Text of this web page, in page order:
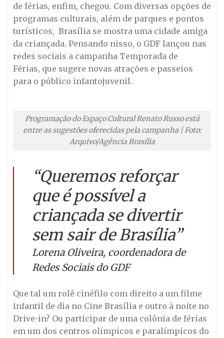
de férias, enfim, chegou. Com diversas opções de
programas culturais, além de parques e pontos
turísticos, Brasília se mostra uma cidade amiga
da criançada. Pensando nisso, o GDF lançou nas
redes sociais a campanha Temporada de
Férias, que sugere novas atrações e passeios
para o público infantojuvenil.
Programação do Espaço Cultural Renato Russo está
entre as sugestões oferecidas pela campanha | Foto:
Arquivo/Agência Brasília
“Queremos reforçar
que é possível a
criançada se divertir
sem sair de Brasília”
Lorena Oliveira, coordenadora de
Redes Sociais do GDF
Que tal um rolê cinéfilo com direito a um filme
infantil de dia no Cine Brasília e outro à noite no
Drive-in? Ou participar de uma colônia de férias
em um dos centros olímpicos e paralímpicos do